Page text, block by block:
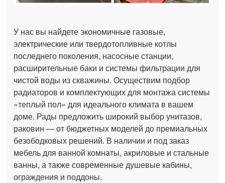
У нас вы найдете экономичные газовые,
электрические или твердотопливные котлы
последнего поколения, насосные станции,
расширительные баки и системы фильтрации для
чистой воды из скважины. Осуществим подбор
радиаторов и комплектующих для монтажа системы
«теплый пол» для идеального климата в вашем
доме. Рады предложить широкий выбор унитазов,
раковин — от бюджетных моделей до премиальных
безободковых решений. В наличии и под заказ
мебель для ванной комнаты, акриловые и стальные
ванны, а также современные душевые кабины,
ограждения и поддоны.